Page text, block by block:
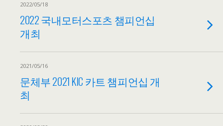
2022/05/18
2022 국내모터스포츠 챔피언십
개최
2021/05/16
문체부 2021 KIC 카트 챔피언십 개
최